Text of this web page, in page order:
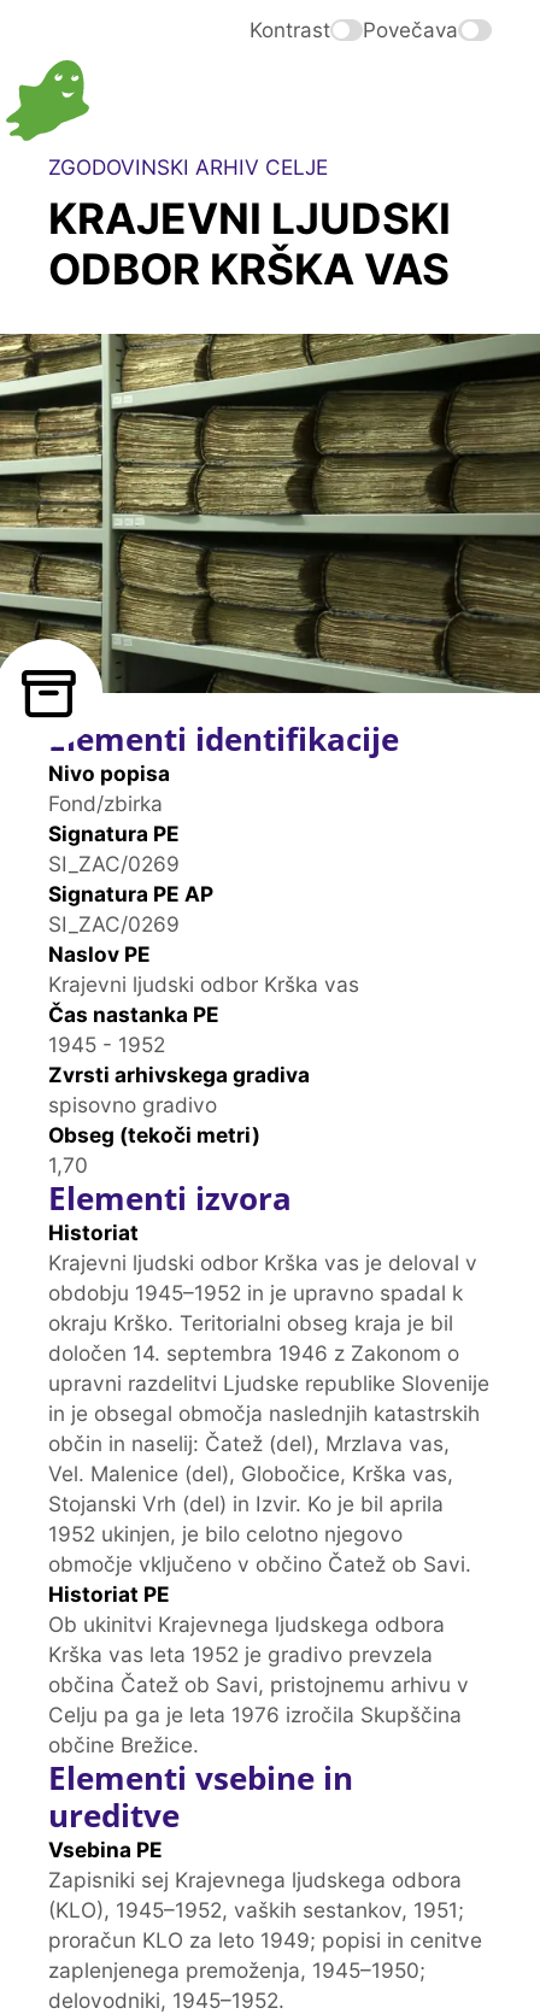
Kontrast Povečava
ZGODOVINSKI ARHIV CELJE
KRAJEVNI LJUDSKI
ODBOR KRŠKA VAS
Elementi identifikacije
Nivo popisa
Fond/zbirka
Signatura PE
SI_ZAC/0269
Signatura PE AP
SI_ZAC/0269
Naslov PE
Krajevni ljudski odbor Krška vas
Čas nastanka PE
1945 - 1952
Zvrsti arhivskega gradiva
spisovno gradivo
Obseg (tekoči metri)
1,70
Elementi izvora
Historiat
Krajevni ljudski odbor Krška vas je deloval v
obdobju 1945–1952 in je upravno spadal k
okraju Krško. Teritorialni obseg kraja je bil
določen 14. septembra 1946 z Zakonom o
upravni razdelitvi Ljudske republike Slovenije
in je obsegal območja naslednjih katastrskih
občin in naselij: Čatež (del), Mrzlava vas,
Vel. Malenice (del), Globočice, Krška vas,
Stojanski Vrh (del) in Izvir. Ko je bil aprila
1952 ukinjen, je bilo celotno njegovo
območje vključeno v občino Čatež ob Savi.
Historiat PE
Ob ukinitvi Krajevnega ljudskega odbora
Krška vas leta 1952 je gradivo prevzela
občina Čatež ob Savi, pristojnemu arhivu v
Celju pa ga je leta 1976 izročila Skupščina
občine Brežice.
Elementi vsebine in
ureditve
Vsebina PE
Zapisniki sej Krajevnega ljudskega odbora
(KLO), 1945–1952, vaških sestankov, 1951;
proračun KLO za leto 1949; popisi in cenitve
zaplenjenega premoženja, 1945–1950;
delovodniki, 1945–1952.